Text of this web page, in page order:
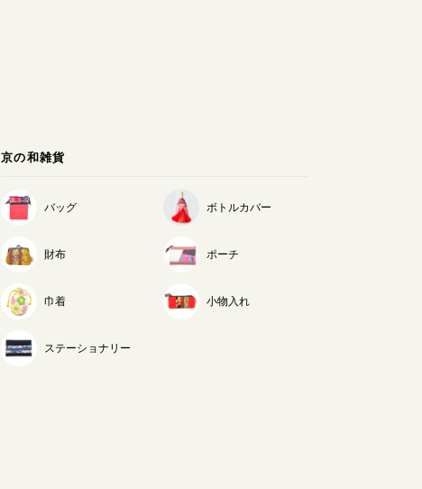
京の和雑貨
バッグ ボトルカバー
財布 ポーチ
巾着 小物入れ
ステーショナリー